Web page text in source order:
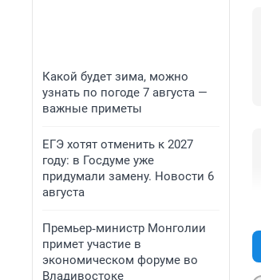
Какой будет зима, можно
узнать по погоде 7 августа —
важные приметы
ЕГЭ хотят отменить к 2027
году: в Госдуме уже
придумали замену. Новости 6
августа
Премьер‑министр Монголии
примет участие в
экономическом форуме во
Владивостоке